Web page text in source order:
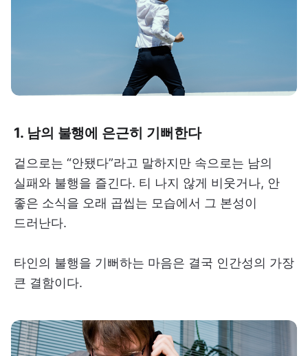
1. 남의 불행에 은근히 기뻐한다
겉으로는 “안됐다”라고 말하지만 속으로는 남의
실패와 불행을 즐긴다. 티 나지 않게 비웃거나, 안
좋은 소식을 오래 곱씹는 모습에서 그 본성이
드러난다.
타인의 불행을 기뻐하는 마음은 결국 인간성의 가장
큰 결함이다.